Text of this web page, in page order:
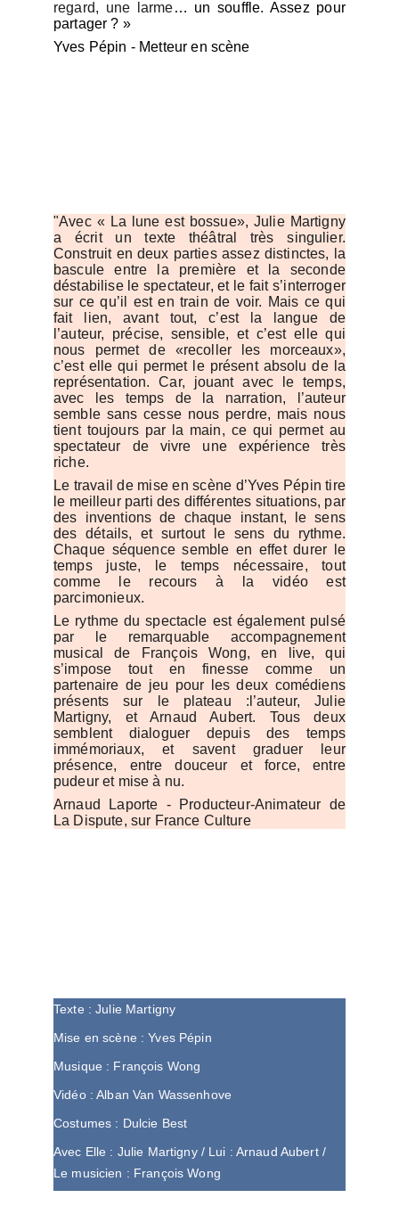
"Avec « La lune est bossue», Julie Martigny
a écrit un texte théâtral très singulier.
Construit en deux parties assez distinctes, la
bascule entre la première et la seconde
déstabilise le spectateur, et le fait s’interroger
sur ce qu’il est en train de voir. Mais ce qui
fait lien, avant tout, c’est la langue de
l’auteur, précise, sensible, et c’est elle qui
nous permet de «recoller les morceaux»,
c’est elle qui permet le présent absolu de la
représentation. Car, jouant avec le temps,
avec les temps de la narration, l’auteur
semble sans cesse nous perdre, mais nous
tient toujours par la main, ce qui permet au
spectateur de vivre une expérience très
riche.
Le travail de mise en scène d’Yves Pépin tire
le meilleur parti des différentes situations, par
des inventions de chaque instant, le sens
des détails, et surtout le sens du rythme.
Chaque séquence semble en effet durer le
temps juste, le temps nécessaire, tout
comme le recours à la vidéo est
parcimonieux.
Le rythme du spectacle est également pulsé
par le remarquable accompagnement
musical de François Wong, en live, qui
s’impose tout en finesse comme un
partenaire de jeu pour les deux comédiens
présents sur le plateau :l’auteur, Julie
Martigny, et Arnaud Aubert. Tous deux
semblent dialoguer depuis des temps
immémoriaux, et savent graduer leur
présence, entre douceur et force, entre
pudeur et mise à nu.
Arnaud Laporte - Producteur-Animateur de
La Dispute, sur France Culture
Texte : Julie Martigny
Mise en scène : Yves Pépin
Musique : François Wong
Vidéo : Alban Van Wassenhove
Costumes : Dulcie Best
Avec Elle : Julie Martigny / Lui : Arnaud Aubert /
Le musicien : François Wong
regard, une larme… un souffle. Assez pour
partager ? »
Yves Pépin - Metteur en scène